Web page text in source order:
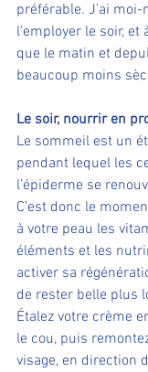
préférable. J’ai
l’employer le soir, et
que le matin et
beaucoup moins
Le soir, nourrir en
Le sommeil est un
pendant lequel les
l’épiderme se
C’est donc le
à votre peau les
éléments et les
activer sa
de rester belle plus
Étalez votre crème
le cou, puis
visage, en direction